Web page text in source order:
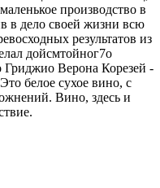
производство в
в дело своей жизни всю
результатов из
дойсмтойног7о
Гриджио Верона Корезей -
белое сухое вино, с
Вино, здесь и